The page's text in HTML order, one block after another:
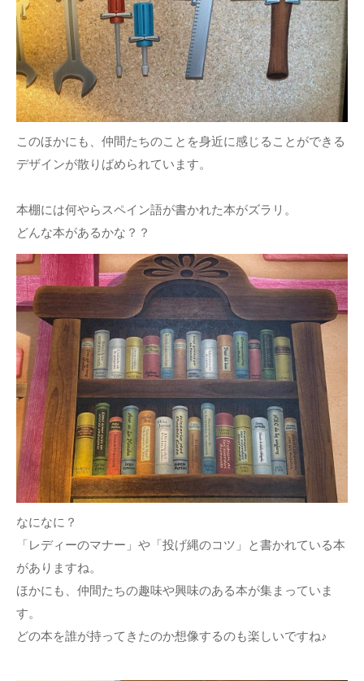
このほかにも、仲間たちのことを身近に感じることができる
デザインが散りばめられています。
本棚には何やらスペイン語が書かれた本がズラリ。
どんな本があるかな？？
なになに？
「レディーのマナー」や「投げ縄のコツ」と書かれている本
がありますね。
ほかにも、仲間たちの趣味や興味のある本が集まっていま
す。
どの本を誰が持ってきたのか想像するのも楽しいですね♪